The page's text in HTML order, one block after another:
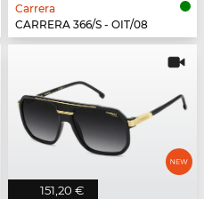
Carrera
CARRERA 366/S - OIT/08
151,20 €